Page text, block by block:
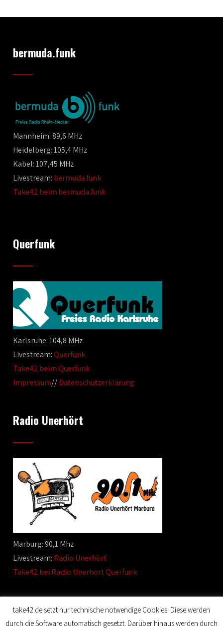
bermuda.funk
Mannheim: 89,6 MHz
Heidelberg: 105,4 MHz
Kabel: 107,45 MHz
Livestream: bermuda.funk
Take42 beim bermuda.funk
Querfunk
Karlsruhe: 104,8 MHz
Livestream:Querfunk
Take42 beim Querfunk
Impressum//Datenschutzerklärung
Radio Unerhört
Marburg: 90,1 Mhz
Livestream: Radio Unerhört
Take42 bei Radio Unerhört Querfunk
take42.de setzt nur technische notwendige Cookies. Diese werden
durch die Software automatisch gesetzt. Darüber hinaus werden durch